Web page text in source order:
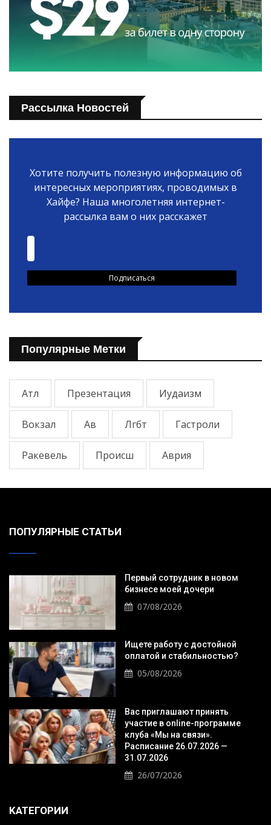
Рассылка Новостей
Хотите получить полезную информацию об
интересных мероприятиях, проводимых в
Хайфе? Наша многолетняя интернет-
рассылка вам о них расскажет
Популярные Метки
Атл Презентация Иудаизм
Вокзал Ав Лгбт Гастроли
Ракевель Происш Аврия
ПОПУЛЯРНЫЕ СТАТЬИ
Первый сотрудник в новом
бизнесе моей дочери
07/08/2026
Ищете работу с достойной
оплатой и стабильностью?
05/08/2026
Вас приглашают принять
участие в online-программе
клуба «Мы на связи».
Расписание 26.07.2026 —
31.07.2026
26/07/2026
KАТЕГОРИИ